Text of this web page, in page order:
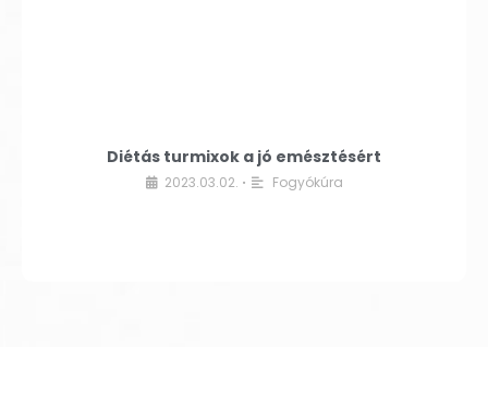
Diétás turmixok a jó emésztésért
2023.03.02. • Fogyókúra